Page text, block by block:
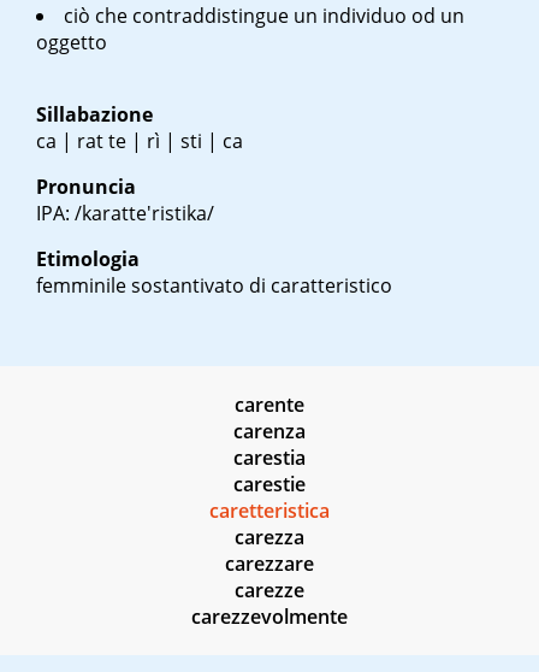
ciò che contraddistingue un individuo od un
oggetto
Sillabazione
ca | rat te | rì | sti | ca
Pronuncia
IPA: /karatte'ristika/
Etimologia
femminile sostantivato di caratteristico
carente
carenza
carestia
carestie
caretteristica
carezza
carezzare
carezze
carezzevolmente